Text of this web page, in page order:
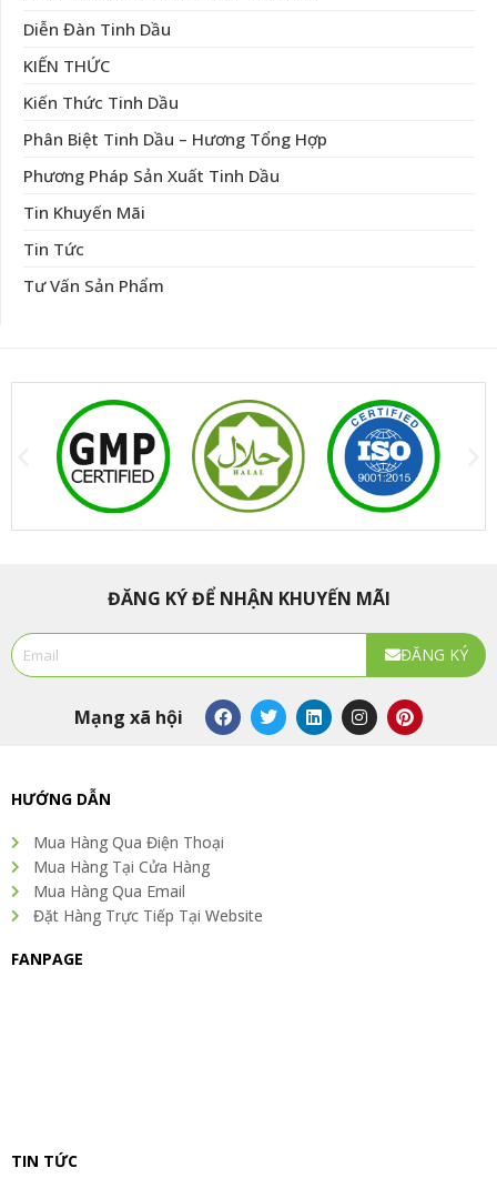
Diễn Đàn Tinh Dầu
KIẾN THỨC
Kiến Thức Tinh Dầu
Phân Biệt Tinh Dầu – Hương Tổng Hợp
Phương Pháp Sản Xuất Tinh Dầu
Tin Khuyến Mãi
Tin Tức
Tư Vấn Sản Phẩm
ĐĂNG KÝ ĐỂ NHẬN KHUYẾN MÃI
Email
ĐĂNG KÝ
Mạng xã hội F
a
c
k
T
w
i
L
i
n
I
n
s
P
i
n
HƯỚNG DẪN
Mua Hàng Qua Điện Thoại
Mua Hàng Tại Cửa Hàng
Mua Hàng Qua Email
Đặt Hàng Trực Tiếp Tại Website
FANPAGE
TIN TỨC